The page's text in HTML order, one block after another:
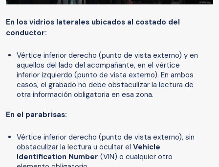
En los vidrios laterales ubicados al costado del
conductor:
Vértice inferior derecho (punto de vista externo) y en
aquellos del lado del acompañante, en el vértice
inferior izquierdo (punto de vista externo). En ambos
casos, el grabado no debe obstaculizar la lectura de
otra información obligatoria en esa zona.
En el parabrisas:
Vértice inferior derecho (punto de vista externo), sin
obstaculizar la lectura u ocultar el Vehicle
Identification Number (VIN) o cualquier otro